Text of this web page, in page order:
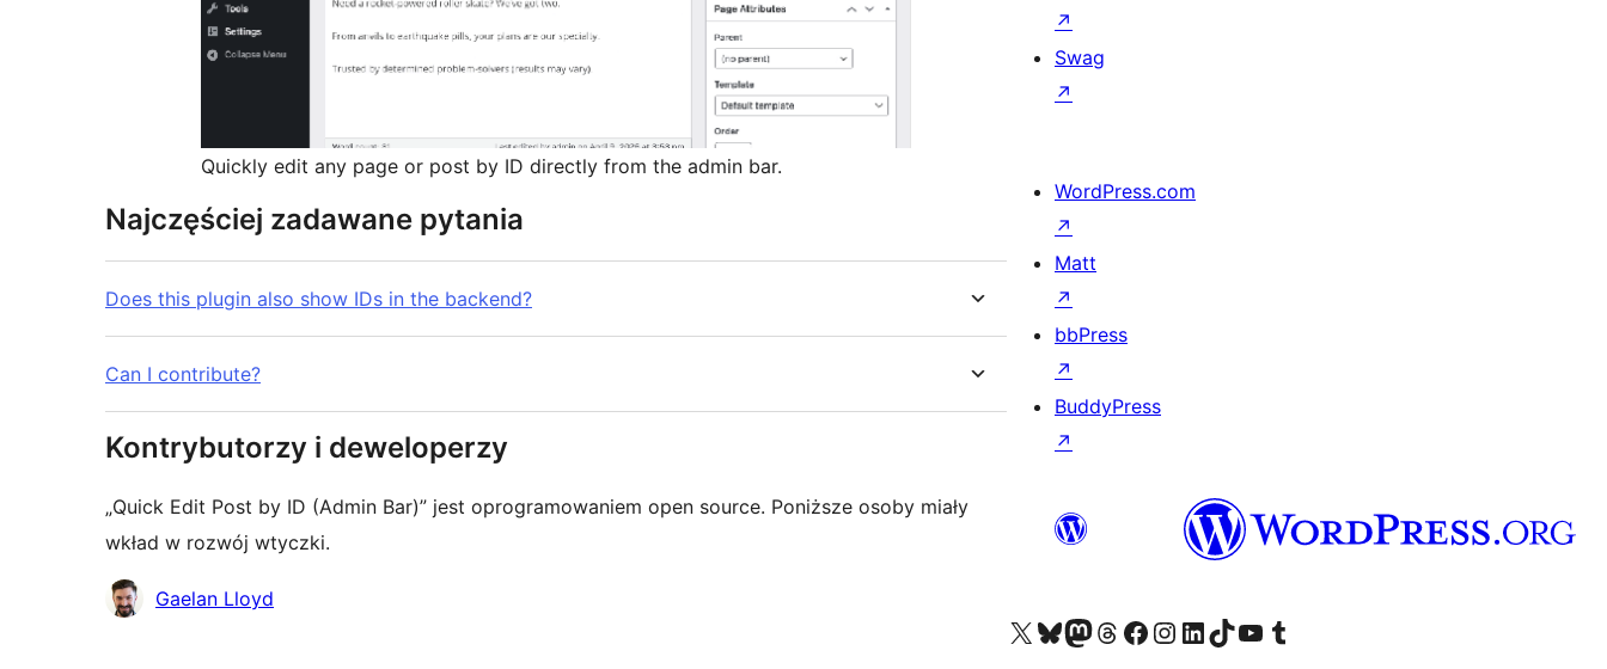
Quickly edit any page or post by ID directly from the admin bar.
Najczęściej zadawane pytania
Does this plugin also show IDs in the backend?
Can I contribute?
Kontrybutorzy i deweloperzy
„Quick Edit Post by ID (Admin Bar)” jest oprogramowaniem open source. Poniższe osoby miały
wkład w rozwój wtyczki.
Zaangażowani
Gaelan Lloyd
↗
Swag
↗
WordPress.com
↗
Matt
↗
bbPress
↗
BuddyPress
↗
Odwiedź nasze konto X (dawniej Twitter)
Odwiedź nasze konto Bluesky
Odwiedź nasze konto na Mastodoncie
Odwiedź naszego Threadsa
Odwiedź naszego Facebooka
Odwiedź nasze konto na Instagramie
Odwiedź nasze konto na LinkedIn
Odwiedź naszego TikToka
Odwiedź nasz kanał YouTube
Odwiedź naszego Tumblra